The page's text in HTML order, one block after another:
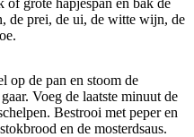
de prei, de ui, de witte wijn, de
op de pan en stoom de
Voeg de laatste minuut de
Bestrooi met peper en
en de mosterdsaus.